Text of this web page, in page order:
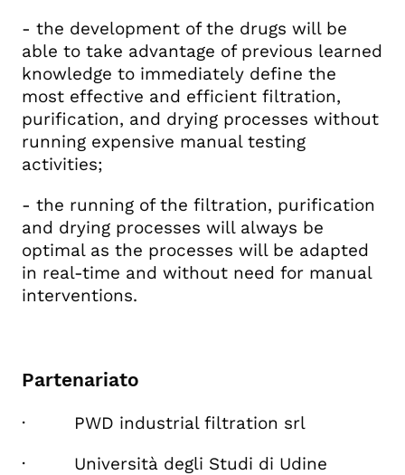
- the development of the drugs will be
able to take advantage of previous learned
knowledge to immediately define the
most effective and efficient filtration,
purification, and drying processes without
running expensive manual testing
activities;
- the running of the filtration, purification
and drying processes will always be
optimal as the processes will be adapted
in real-time and without need for manual
interventions.
Partenariato
· PWD industrial filtration srl
· Università degli Studi di Udine